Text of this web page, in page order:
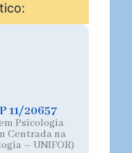
11/20657
Psicologia
Centrada na
– UNIFOR)